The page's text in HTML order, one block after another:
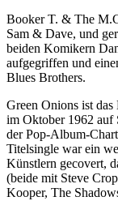
Booker T. & The
Sam & Dave, und
beiden Komikern
aufgegriffen und
Blues Brothers.
Green Onions ist
im Oktober 1962 auf
der Pop-Album-
Titelsingle war ein
Künstlern gecovert,
(beide mit Steve
Kooper, The